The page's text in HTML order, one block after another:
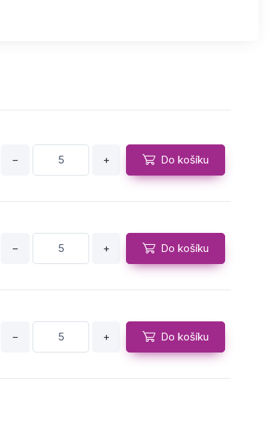
− + Do košíku
− + Do košíku
− + Do košíku